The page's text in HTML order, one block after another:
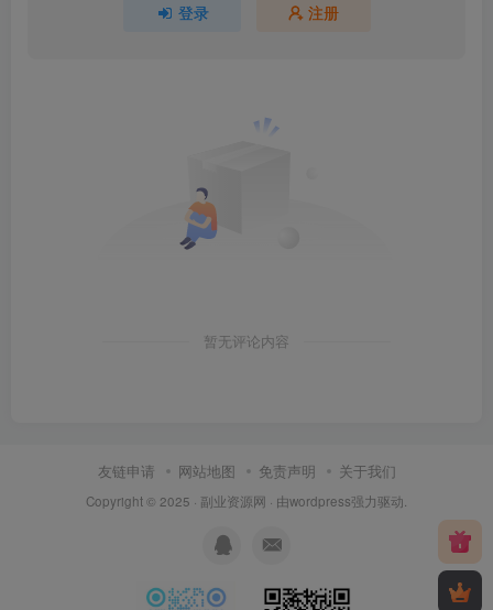
登录 注册
暂无评论内容
友链申请 网站地图 免责声明 关于我们
Copyright © 2025 · 副业资源网 · 由wordpress强力驱动.